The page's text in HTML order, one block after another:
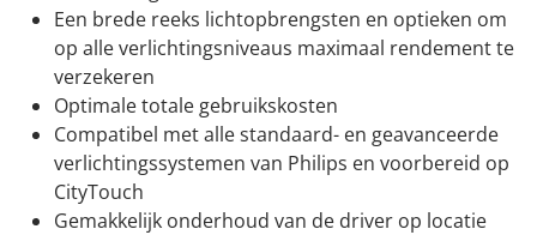
Een brede reeks lichtopbrengsten en optieken om
op alle verlichtingsniveaus maximaal rendement te
verzekeren
Optimale totale gebruikskosten
Compatibel met alle standaard- en geavanceerde
verlichtingssystemen van Philips en voorbereid op
CityTouch
Gemakkelijk onderhoud van de driver op locatie